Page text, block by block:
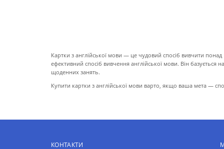
Картки з англійської мови — це чудовий спосіб вивчити
ефективний спосіб вивчення англійської мови. Він
щоденних занять.
Купити картки з англійської мови варто, якщо ваша мета —
КОНТАКТИ